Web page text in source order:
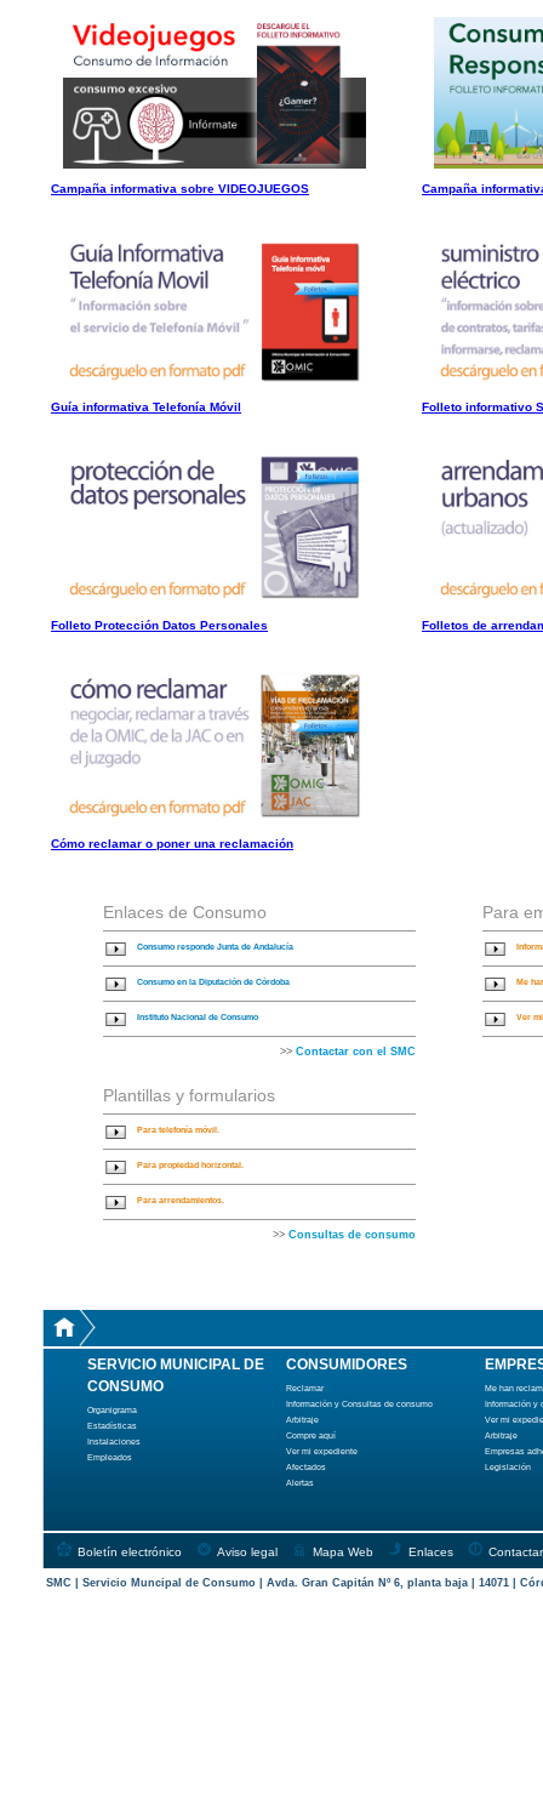
Campaña informativa sobre VIDEOJUEGOS Campaña
Guía informativa Telefonía Móvil Folleto informativo
Folleto Protección Datos Personales Folletos de
Cómo reclamar o poner una reclamación
Enlaces de Consumo
Consumo responde Junta de Andalucía
Consumo en la Diputación de Córdoba
Instituto Nacional de Consumo
>> Contactar con el SMC
Para
Me
Ver
Plantillas y formularios
Para telefonía móvil.
Para propiedad horizontal.
Para arrendamientos.
>> Consultas de consumo
SERVICIO MUNICIPAL DE
CONSUMO
Organigrama
Estadísticas
Instalaciones
Empleados
CONSUMIDORES
Reclamar
Información y Consultas de consumo
Arbitraje
Compre aquí
Ver mi expediente
Afectados
Alertas
Me han
Información y
Ver mi
Arbitraje
Empresas
Legislación
Boletín electrónico Aviso legal Mapa Web Enlaces
SMC | Servicio Muncipal de Consumo | Avda. Gran Capitán Nº 6, planta baja | 14071 |